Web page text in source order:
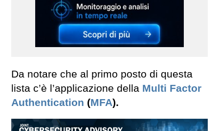
Da notare che al primo posto di questa
lista c’è l’applicazione della Multi Factor
Authentication (MFA).